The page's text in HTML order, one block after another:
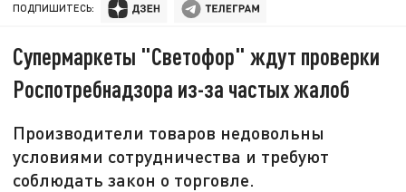
ПОДПИШИТЕСЬ:
Супермаркеты "Светофор" ждут проверки
Роспотребнадзора из-за частых жалоб
Производители товаров недовольны
условиями сотрудничества и требуют
соблюдать закон о торговле.